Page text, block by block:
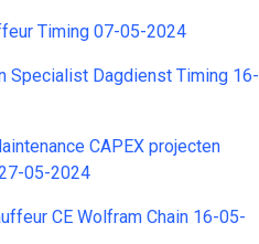
Timing 07-05-2024
Specialist Dagdienst Timing 16-
CAPEX projecten
05-2024
CE Wolfram Chain 16-05-